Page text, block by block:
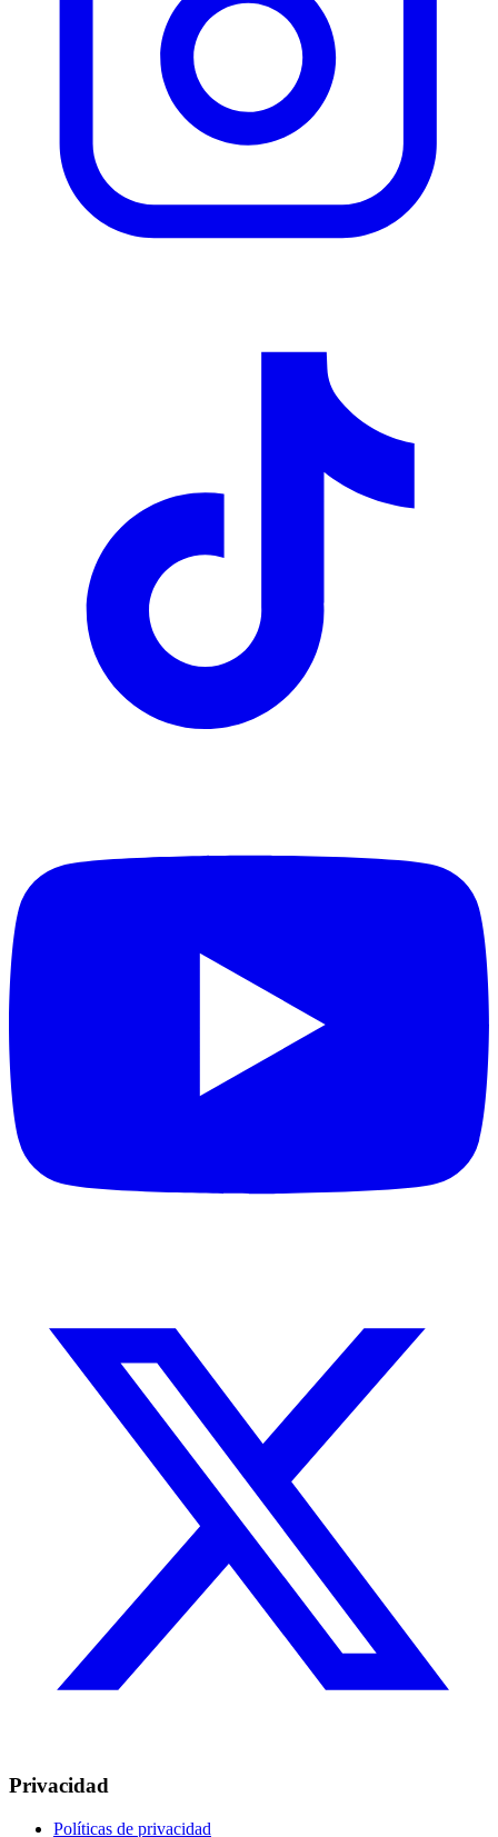
Privacidad
Políticas de privacidad